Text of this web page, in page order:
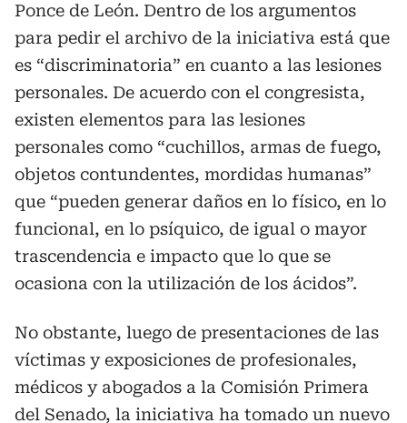
Ponce de León. Dentro de los argumentos
para pedir el archivo de la iniciativa está que
es “discriminatoria” en cuanto a las lesiones
personales. De acuerdo con el congresista,
existen elementos para las lesiones
personales como “cuchillos, armas de fuego,
objetos contundentes, mordidas humanas”
que “pueden generar daños en lo físico, en lo
funcional, en lo psíquico, de igual o mayor
trascendencia e impacto que lo que se
ocasiona con la utilización de los ácidos”.
No obstante, luego de presentaciones de las
víctimas y exposiciones de profesionales,
médicos y abogados a la Comisión Primera
del Senado, la iniciativa ha tomado un nuevo